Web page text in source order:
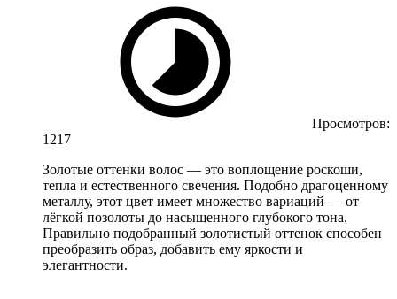
Просмотров:
1217
Золотые оттенки волос — это воплощение роскоши,
тепла и естественного свечения. Подобно драгоценному
металлу, этот цвет имеет множество вариаций — от
лёгкой позолоты до насыщенного глубокого тона.
Правильно подобранный золотистый оттенок способен
преобразить образ, добавить ему яркости и
элегантности.